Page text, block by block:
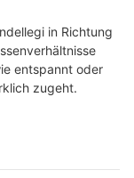
in Richtung
entspannt oder
zugeht.